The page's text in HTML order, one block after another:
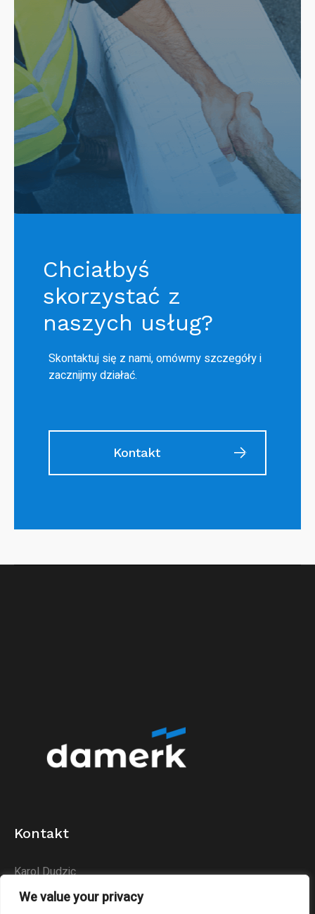
We value your privacy
Chciałbyś
skorzystać z
naszych usług?
Skontaktuj się z nami, omówmy szczegóły i
zacznijmy działać.
Kontakt
Kontakt
Karol Dudzic
Huta Podłysica 24B
26-004 Bieliny